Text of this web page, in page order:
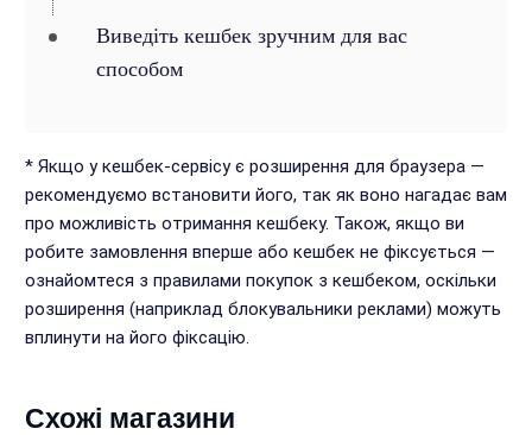
Виведіть кешбек зручним для вас
способом
* Якщо у кешбек-сервісу є розширення для браузера —
рекомендуємо встановити його, так як воно нагадає вам
про можливість отримання кешбеку. Також, якщо ви
робите замовлення вперше або кешбек не фіксується —
ознайомтеся з правилами покупок з кешбеком, оскільки
розширення (наприклад блокувальники реклами) можуть
вплинути на його фіксацію.
Схожі магазини